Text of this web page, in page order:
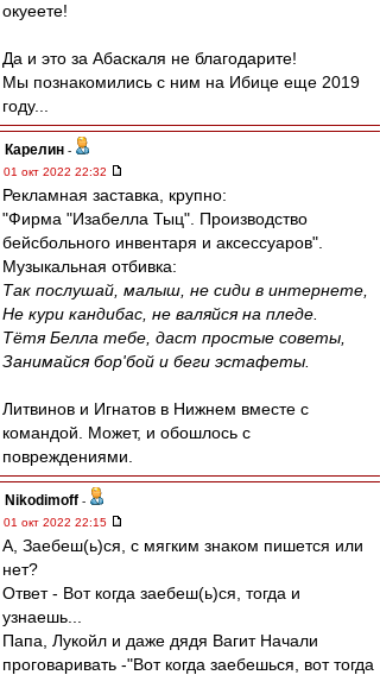
окуеете!
Да и это за Абаскаля не благодарите!
Мы познакомились с ним на Ибице еще 2019
году...
Карелин -
01 окт 2022 22:32
Рекламная заставка, крупно:
"Фирма "Изабелла Тыц". Производство
бейсбольного инвентаря и аксессуаров".
Музыкальная отбивка:
Так послушай, малыш, не сиди в интернете,
Не кури кандибас, не валяйся на пледе.
Тётя Белла тебе, даст простые советы,
Занимайся бор'бой и беги эстафеты.
Литвинов и Игнатов в Нижнем вместе с
командой. Может, и обошлось с
повреждениями.
Nikodimoff -
01 окт 2022 22:15
А, Заебеш(ь)ся, с мягким знаком пишется или
нет?
Ответ - Вот когда заебеш(ь)ся, тогда и
узнаешь...
Папа, Лукойл и даже дядя Вагит Начали
проговаривать -"Вот когда заебешься, вот тогда